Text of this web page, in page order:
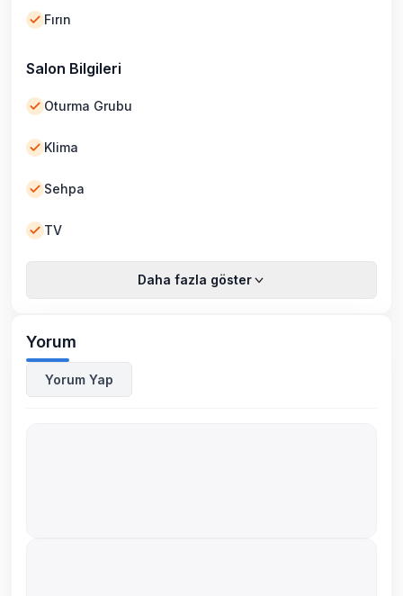
Fırın
Salon Bilgileri
Oturma Grubu
Klima
Sehpa
TV
Daha fazla göster
Yorum
Yorum Yap